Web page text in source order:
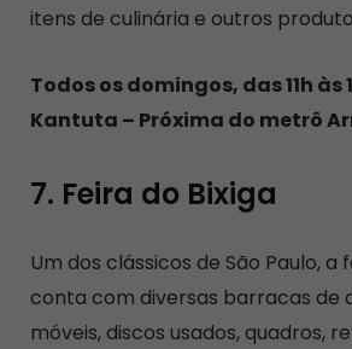
itens de culinária e outros
Todos os domingos, das 11h às
Kantuta – Próxima do metrô
7. Feira do Bixiga
Um dos clássicos de São Paulo, a
conta com diversas barracas de
móveis, discos usados, quadros,